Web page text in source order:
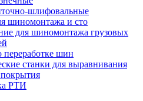
шлифовальные
шиномонтажа и сто
для шиномонтажа грузовых
переработке шин
станки для выравнивания
РТИ